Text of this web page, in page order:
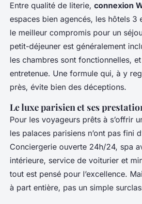
Entre qualité de literie, connexion
espaces bien agencés, les hôtels 3
le meilleur compromis pour un
petit-déjeuner est généralement
les chambres sont fonctionnelles,
entretenue. Une formule qui, à y
près, évite bien des déceptions.
Le luxe parisien et ses
Pour les voyageurs prêts à s’offrir
les palaces parisiens n’ont pas fini
Conciergerie ouverte 24h/24, spa
intérieure, service de voiturier et
tout est pensé pour l’excellence.
à part entière, pas un simple